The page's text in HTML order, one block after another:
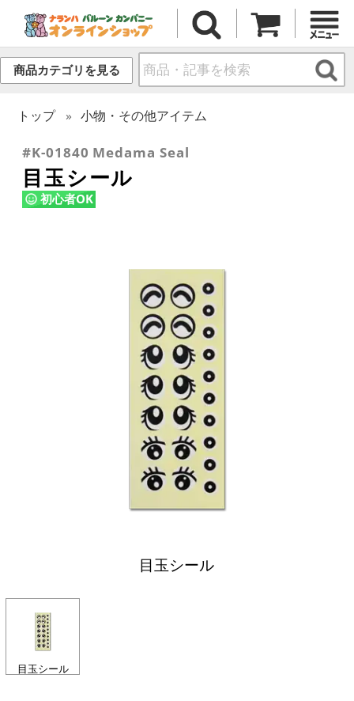
商品カテゴリを見る
トップ 小物・その他アイテム
#K-01840 Medama Seal
目玉シール
初心者OK
目玉シール
目玉シール